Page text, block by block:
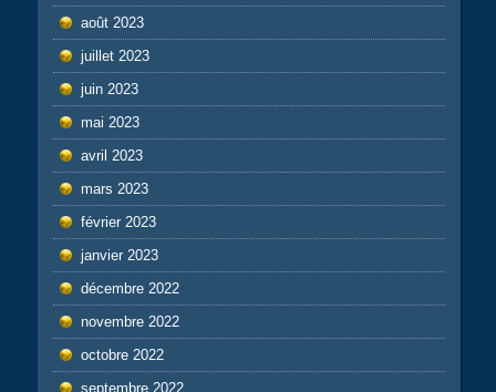
août 2023
juillet 2023
juin 2023
mai 2023
avril 2023
mars 2023
février 2023
janvier 2023
décembre 2022
novembre 2022
octobre 2022
septembre 2022